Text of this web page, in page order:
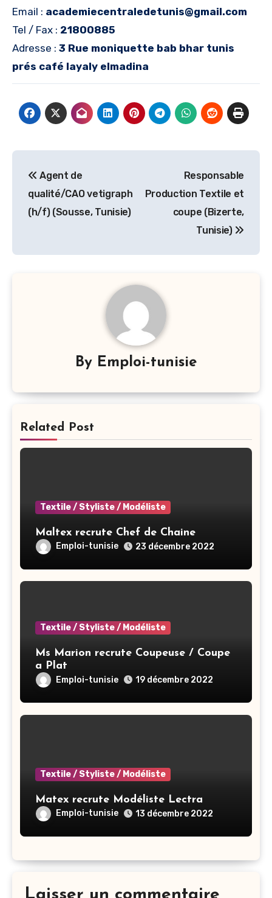
Email : academiecentraledetunis@gmail.com
Tel / Fax : 21800885
Adresse : 3 Rue moniquette bab bhar tunis
prés café layaly elmadina
de
l’article
Agent de
qualité/CAO vetigraph
(h/f) (Sousse, Tunisie)
Responsable
Production Textile et
coupe (Bizerte,
Tunisie)
By Emploi-tunisie
Related Post
Textile / Styliste / Modéliste
Maltex recrute Chef de Chaine
Emploi-tunisie 23 décembre 2022
Textile / Styliste / Modéliste
Ms Marion recrute Coupeuse / Coupe
a Plat
Emploi-tunisie 19 décembre 2022
Textile / Styliste / Modéliste
Matex recrute Modéliste Lectra
Emploi-tunisie 13 décembre 2022